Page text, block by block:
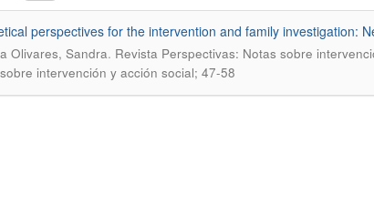
perspectives for the intervention and family investigation:
Olivares, Sandra. Revista Perspectivas: Notas sobre
intervención y acción social; 47-58